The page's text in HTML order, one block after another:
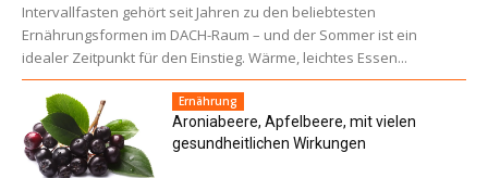
Intervallfasten gehört seit Jahren zu den beliebtesten
Ernährungsformen im DACH-Raum – und der Sommer ist ein
idealer Zeitpunkt für den Einstieg. Wärme, leichtes Essen...
Ernährung
Aroniabeere, Apfelbeere, mit vielen
gesundheitlichen Wirkungen